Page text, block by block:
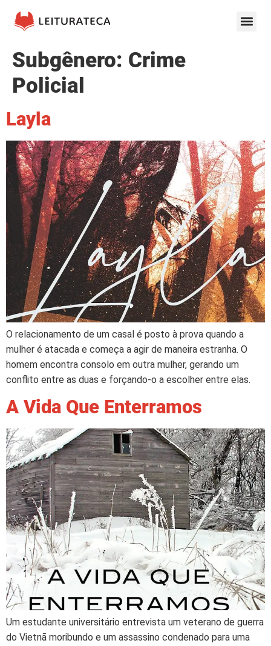
Subgênero: Crime
Policial
Layla
O relacionamento de um casal é posto à prova quando a
mulher é atacada e começa a agir de maneira estranha. O
homem encontra consolo em outra mulher, gerando um
conflito entre as duas e forçando-o a escolher entre elas.
A Vida Que Enterramos
Um estudante universitário entrevista um veterano de guerra
do Vietnã moribundo e um assassino condenado para uma